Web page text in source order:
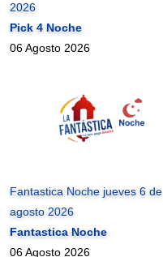
2026
Pick 4 Noche
06 Agosto 2026
Fantastica Noche jueves 6 de
agosto 2026
Fantastica Noche
06 Agosto 2026